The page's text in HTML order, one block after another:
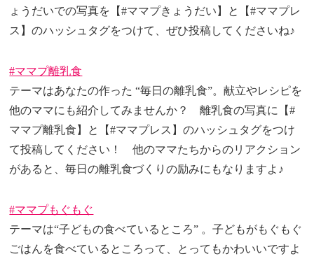
ょうだいでの写真を【#ママプきょうだい】と【#ママプレ
ス】のハッシュタグをつけて、ぜひ投稿してくださいね♪
#ママプ離乳食
テーマはあなたの作った “毎日の離乳食”。献立やレシピを
他のママにも紹介してみませんか？ 離乳食の写真に【#
ママプ離乳食】と【#ママプレス】のハッシュタグをつけ
て投稿してください！ 他のママたちからのリアクション
があると、毎日の離乳食づくりの励みにもなりますよ♪
#ママプもぐもぐ
テーマは“子どもの食べているところ” 。子どもがもぐもぐ
ごはんを食べているところって、とってもかわいいですよ